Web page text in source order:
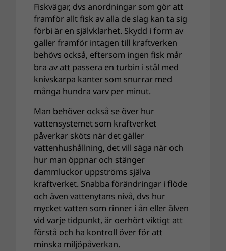
Fiskvägar, dvs anordningar som gör att
framför allt fisk av alla de slag kan ta sig
förbi är en självklarhet. Skydd i form av
galler framför intagen till kraftverken
behövs också, eftersom ingen fisk mår
bra av att passera en turbin i stål med
knivskarpa kanter som snurrar med
många hundra varv per minut.
Man behöver också se över hur
vattensystemet som kraftverket
påverkar sköts när det gäller
vattenhushållning, det vill säga när och
hur man öppnar och stänger
dammluckor uppströms själva
kraftverket. Snabba förändringar i flöde
och även vattenytans nivå, dvs hur
mycket vatten som rinner i ån eller älven
vid varje tidpunkt, är oerhört viktigt att
förstå och ha kontroll över för att
minska miljöpåverkan.